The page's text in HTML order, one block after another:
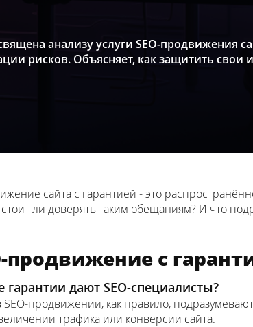
анализу услуги SEO-продвижения
рисков. Объясняет, как защитить свои
сайта с гарантией - это
ли доверять таким обещаниям? И что
продвижение с
гарантии дают SEO-специалисты?
SEO-продвижении, как правило,
трафика или конверсии сайта.